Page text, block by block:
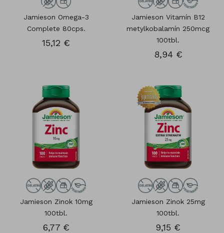
Jamieson Omega-3
Complete 80cps.
15,12 €
Jamieson Vitamín B12
metylkobalamín 250mcg
100tbl.
8,94 €
Jamieson Zinok 10mg
100tbl.
6,77 €
Jamieson Zinok 25mg
100tbl.
9,15 €